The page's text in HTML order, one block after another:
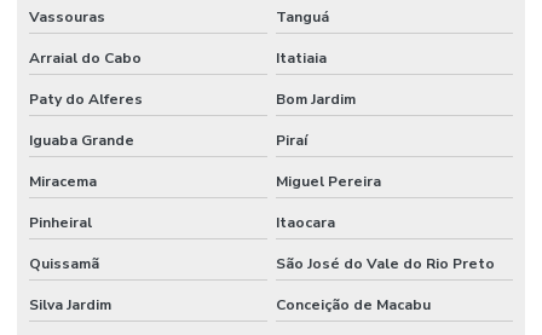
Vassouras Tanguá
Arraial do Cabo Itatiaia
Paty do Alferes Bom Jardim
Iguaba Grande Piraí
Miracema Miguel Pereira
Pinheiral Itaocara
Quissamã São José do Vale do Rio Preto
Silva Jardim Conceição de Macabu